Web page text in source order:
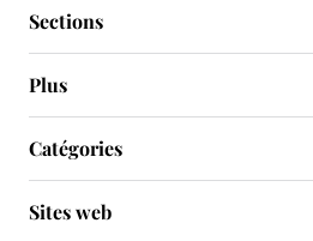
Sections
Plus
Catégories
Sites web